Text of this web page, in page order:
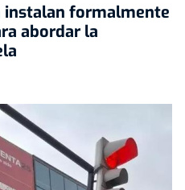
instalan formalmente
abordar la